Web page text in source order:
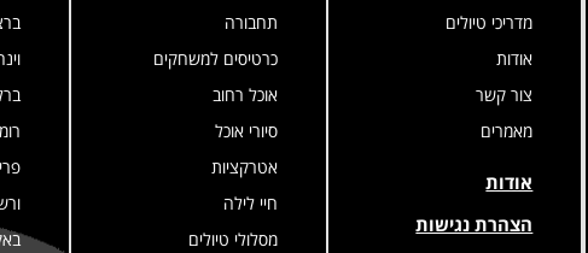
מדריכי טיולים
אודות
צור קשר
מאמרים
אודות
הצהרת נגישות
תחבורה
כרטיסים למשחקים
אוכל רחוב
סיורי אוכל
אטרקציות
חיי לילה
מסלולי טיולים